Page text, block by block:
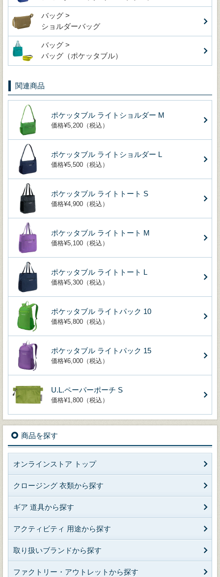
バッグ >
ショルダーバッグ
バッグ >
バッグ（ポケッタブル）
関連商品
ポケッタブル ライトショルダー M
価格¥5,200（税込）
ポケッタブル ライトショルダー L
価格¥5,500（税込）
ポケッタブル ライトトート S
価格¥4,900（税込）
ポケッタブル ライトトート M
価格¥5,100（税込）
ポケッタブル ライトトート L
価格¥5,300（税込）
ポケッタブル ライトパック 10
価格¥5,800（税込）
ポケッタブル ライトパック 15
価格¥6,000（税込）
U.L.ペーパーポーチ S
価格¥1,800（税込）
商品を探す
オンラインストア トップ
クロージング 衣類から探す
ギア 道具から探す
アクティビティ 用途から探す
取り扱いブランドから探す
ファクトリー・アウトレットから探す